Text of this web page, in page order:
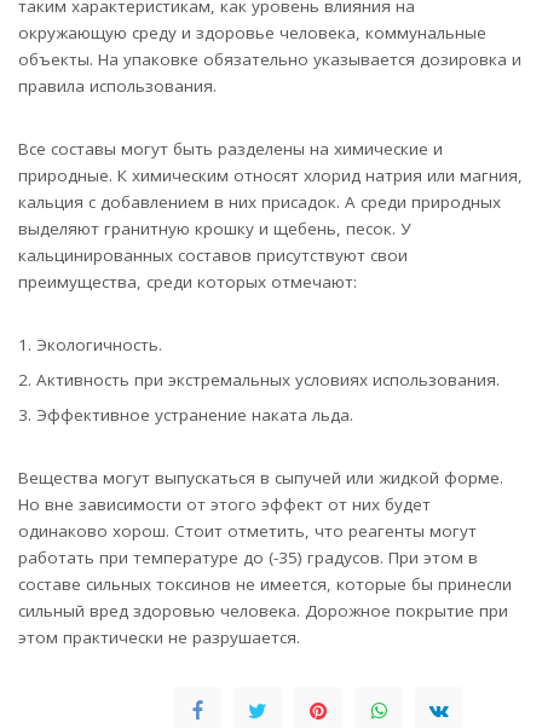
таким характеристикам, как уровень влияния на
окружающую среду и здоровье человека, коммунальные
объекты. На упаковке обязательно указывается дозировка и
правила использования.
Все составы могут быть разделены на химические и
природные. К химическим относят хлорид натрия или магния,
кальция с добавлением в них присадок. А среди природных
выделяют гранитную крошку и щебень, песок. У
кальцинированных составов присутствуют свои
преимущества, среди которых отмечают:
Экологичность.
Активность при экстремальных условиях использования.
Эффективное устранение наката льда.
Вещества могут выпускаться в сыпучей или жидкой форме.
Но вне зависимости от этого эффект от них будет
одинаково хорош. Стоит отметить, что реагенты могут
работать при температуре до (-35) градусов. При этом в
составе сильных токсинов не имеется, которые бы принесли
сильный вред здоровью человека. Дорожное покрытие при
этом практически не разрушается.